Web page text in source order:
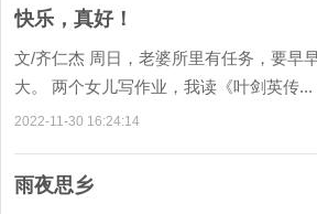
快乐，真好！
文/齐仁杰 周日，老婆所里有任务，要早
大。 两个女儿写作业，我读《叶剑英传...
2022-11-30 16:24:14
雨夜思乡